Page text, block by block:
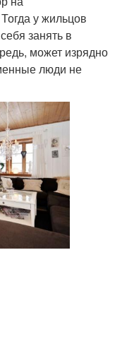
у жильцов
занять в
может изрядно
люди не